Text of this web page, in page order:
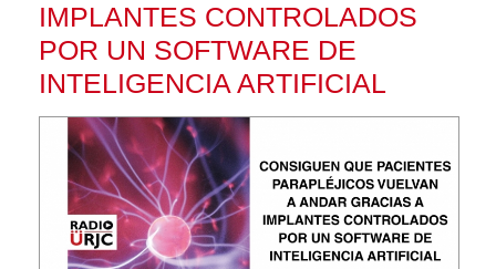
IMPLANTES CONTROLADOS
POR UN SOFTWARE DE
INTELIGENCIA ARTIFICIAL